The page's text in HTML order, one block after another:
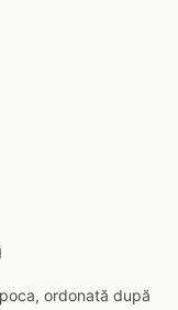
ordonată după